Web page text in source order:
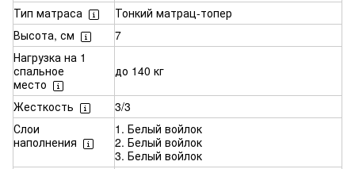
Тип матраса
Тонкий матрац-топер
Высота, см
7
Нагрузка на 1
спальное
место
до 140 кг
Жесткость
3/3
Слои
наполнения
1. Белый войлок
2. Белый войлок
3. Белый войлок